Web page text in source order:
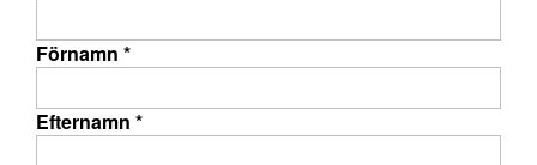
Förnamn *
Efternamn *